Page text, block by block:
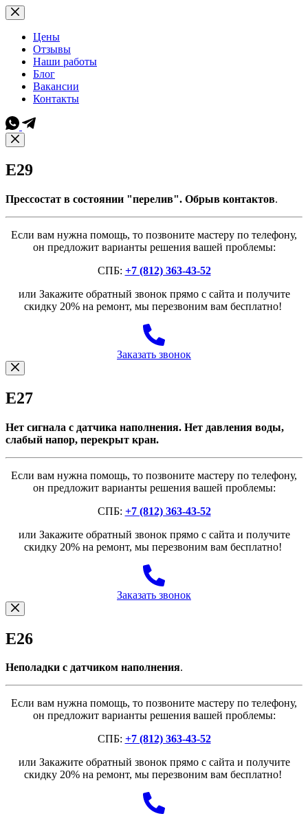
Перейти
к
сути
Цены
Отзывы
Наши работы
Блог
Вакансии
Контакты
E29
Прессостат в состоянии "перелив". Обрыв контактов.
Если вам нужна помощь, то позвоните мастеру по телефону,
он предложит варианты решения вашей проблемы:
СПБ: +7 (812) 363-43-52
или Закажите обратный звонок прямо с сайта и получите
скидку 20% на ремонт, мы перезвоним вам бесплатно!
Заказать звонок
E27
Нет сигнала с датчика наполнения. Нет давления воды,
слабый напор, перекрыт кран.
Если вам нужна помощь, то позвоните мастеру по телефону,
он предложит варианты решения вашей проблемы:
СПБ: +7 (812) 363-43-52
или Закажите обратный звонок прямо с сайта и получите
скидку 20% на ремонт, мы перезвоним вам бесплатно!
Заказать звонок
E26
Неполадки с датчиком наполнения.
Если вам нужна помощь, то позвоните мастеру по телефону,
он предложит варианты решения вашей проблемы:
СПБ: +7 (812) 363-43-52
или Закажите обратный звонок прямо с сайта и получите
скидку 20% на ремонт, мы перезвоним вам бесплатно!